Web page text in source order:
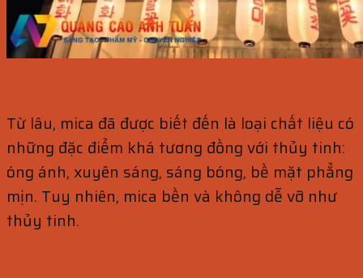
Từ lâu, mica đã được biết đến là loại chất liệu có
những đặc điểm khá tương đồng với thủy tinh:
óng ánh, xuyên sáng, sáng bóng, bề mặt phẳng
mịn. Tuy nhiên, mica bền và không dễ vỡ như
thủy tinh.